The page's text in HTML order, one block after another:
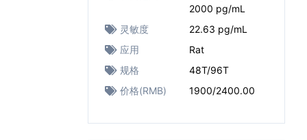
2000 pg/mL
灵敏度
22.63 pg/mL
应用
Rat
规格
48T/96T
价格(RMB)
1900/2400.00